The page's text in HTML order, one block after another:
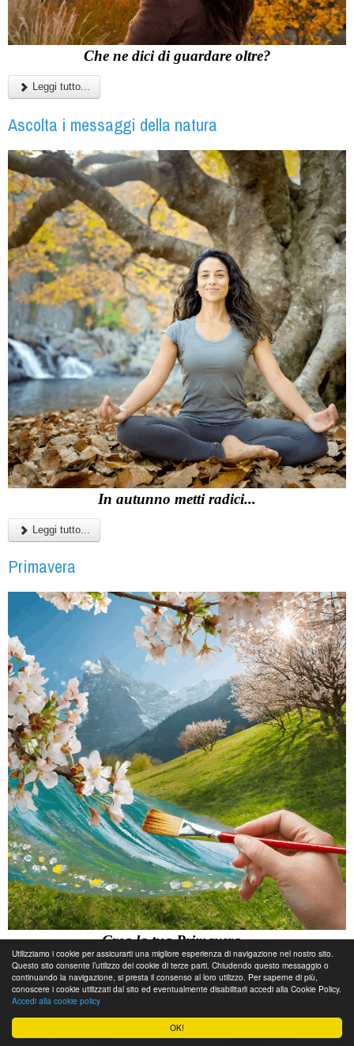
OK!
Utilizziamo i cookie per assicurarti una migliore esperienza di navigazione nel nostro sito.
Questo sito consente l’utilizzo dei cookie di terze parti. Chiudendo questo messaggio o
continuando la navigazione, si presta il consenso al loro utilizzo. Per saperne di più,
conoscere i cookie utilizzati dal sito ed eventualmente disabilitarli accedi alla Cookie Policy.
Accedi alla cookie policy
Che ne dici di guardare oltre?
Leggi tutto...
Ascolta i messaggi della natura
In autunno metti radici...
Leggi tutto...
Primavera
Crea la tua Primavera...
Leggi tutto...
Maggio